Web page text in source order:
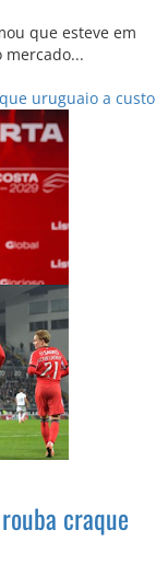
que esteve em
mercado...
uruguaio a custo
craque